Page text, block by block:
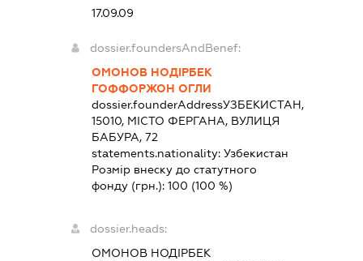
17.09.09
dossier.foundersAndBenef:
ОМОНОВ НОДІРБЕК
ГОФФОРЖОН ОГЛИ
dossier.founderAddressУЗБЕКИСТАН,
15010, МІСТО ФЕРГАНА, ВУЛИЦЯ
БАБУРА, 72
statements.nationality:Узбекистан
Розмір внеску до статутного
фонду (грн.):100 (100 %)
dossier.heads:
ОМОНОВ НОДІРБЕК